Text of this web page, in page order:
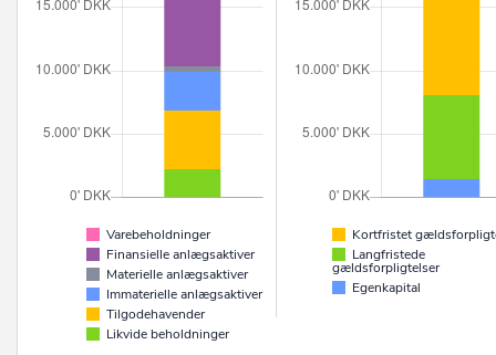
Varebeholdninger
Finansielle anlægsaktiver
Materielle anlægsaktiver
Immaterielle anlægsaktiver
Tilgodehavender
Likvide beholdninger
Kortfristet
Langfristede
gældsforpligtelser
Egenkapital